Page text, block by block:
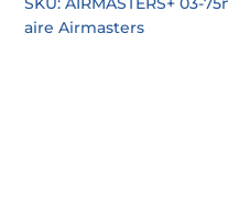
aire Airmasters